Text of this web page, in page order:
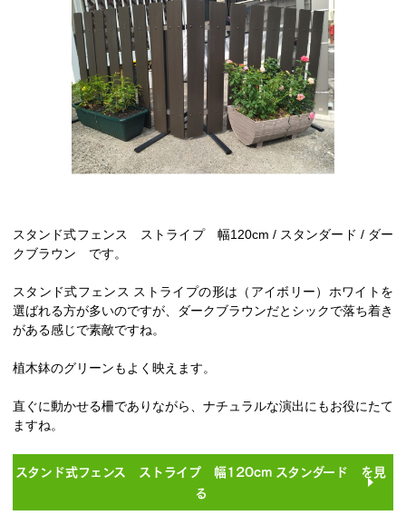
スタンド式フェンス ストライプ 幅120cm / スタンダード / ダー
クブラウン です。
スタンド式フェンス ストライプの形は（アイボリー）ホワイトを
選ばれる方が多いのですが、ダークブラウンだとシックで落ち着き
がある感じで素敵ですね。
植木鉢のグリーンもよく映えます。
直ぐに動かせる柵でありながら、ナチュラルな演出にもお役にたて
ますね。
スタンド式フェンス ストライプ 幅120cm スタンダード を見
る